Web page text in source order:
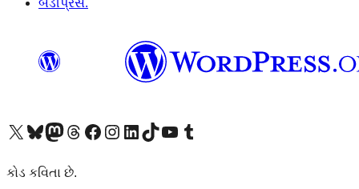
બડીપ્રેસ.
અમારા X (અગાઉ ટ્વિટર) એકાઉન્ટની મુલાકાત લોઅમારા Bluesky એકાઉન્ટની મુલાકાત લોઅમારા માસ્ટોડોન એકાઉન્ટની મુલાકાત લોઅમારા Threads એકાઉન્ટની મુલાકાત લો અમારા ફેસબુક પેજની મુલાકાત લોઅમારા ઇન્સ્ટાગ્રામ એકાઉન્ટની મુલાકાત લો અમારા LinkedIn એકાઉન્ટની મુલાકાત લોઅમારા TikTok એકાઉન્ટની મુલાકાત લોઅમારી YouTube ચેનલની મુલાકાત લો અમારા Tumblr એકાઉન્ટની મુલાકાત લો
કોડ કવિતા છે.